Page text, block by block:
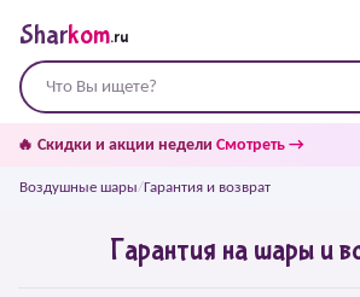
Sharkom.ru
🔥 Скидки и акции недели Смотреть →
Воздушные шары/Гарантия и возврат
Гарантия на шары и